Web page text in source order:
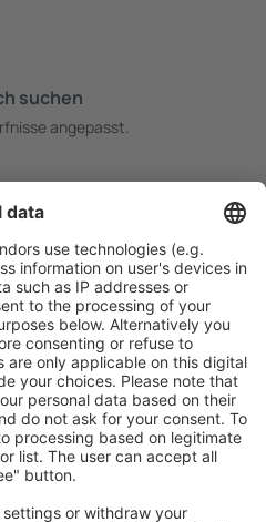
suchen
angepasst.
einer kostenlosen
für eingeloggte
mögen
Millionen Unterkünften: Hotels,
andere.